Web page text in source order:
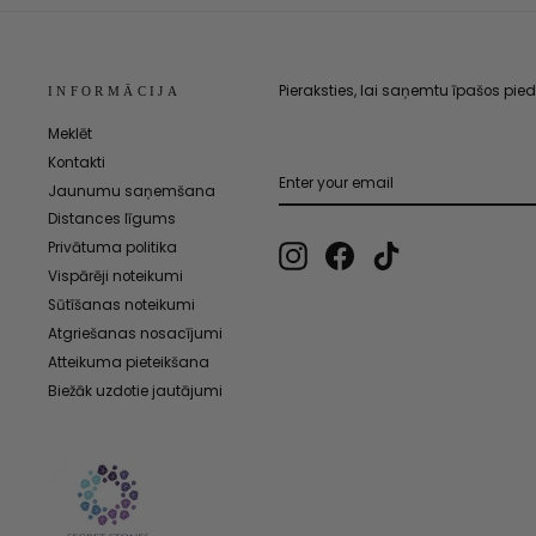
INFORMĀCIJA
Meklēt
Kontakti
Jaunumu saņemšana
Distances līgums
Privātuma politika
Vispārēji noteikumi
Sūtīšanas noteikumi
Atgriešanas nosacījumi
Atteikuma pieteikšana
Biežāk uzdotie jautājumi
Pieraksties, lai saņemtu īpašos
YOUR
EMAIL
InstagramFacebookTikTok